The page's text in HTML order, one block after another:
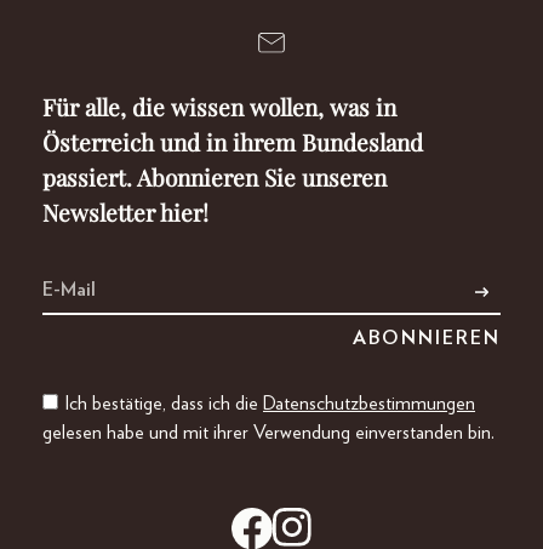
Für alle, die wissen wollen, was in
Österreich und in ihrem Bundesland
passiert. Abonnieren Sie unseren
Newsletter hier!
Ich bestätige, dass ich die Datenschutzbestimmungen
gelesen habe und mit ihrer Verwendung einverstanden bin.